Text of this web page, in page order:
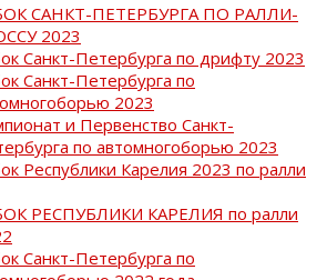
САНКТ-ПЕТЕРБУРГА ПО РАЛЛИ-
2023
Санкт-Петербурга по дрифту 2023
Санкт-Петербурга по
2023
и Первенство Санкт-
по автомногоборью 2023
Республики Карелия 2023 по ралли
РЕСПУБЛИКИ КАРЕЛИЯ по ралли
Санкт-Петербурга по